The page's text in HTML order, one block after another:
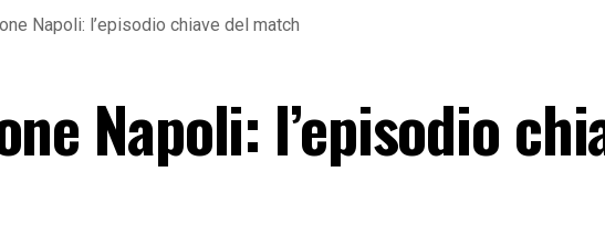
Napoli: l’episodio chiave del match
Napoli: l’episodio